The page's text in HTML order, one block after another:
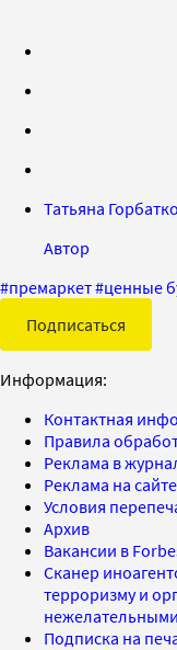
Татьяна Горбатко
Автор
#премаркет#ценные
Подписаться
Информация:
Контактная
Правила
Реклама в
Реклама на сайте
Условия
Архив
Вакансии в
Сканер
терроризму и
нежелательными
Подписка на